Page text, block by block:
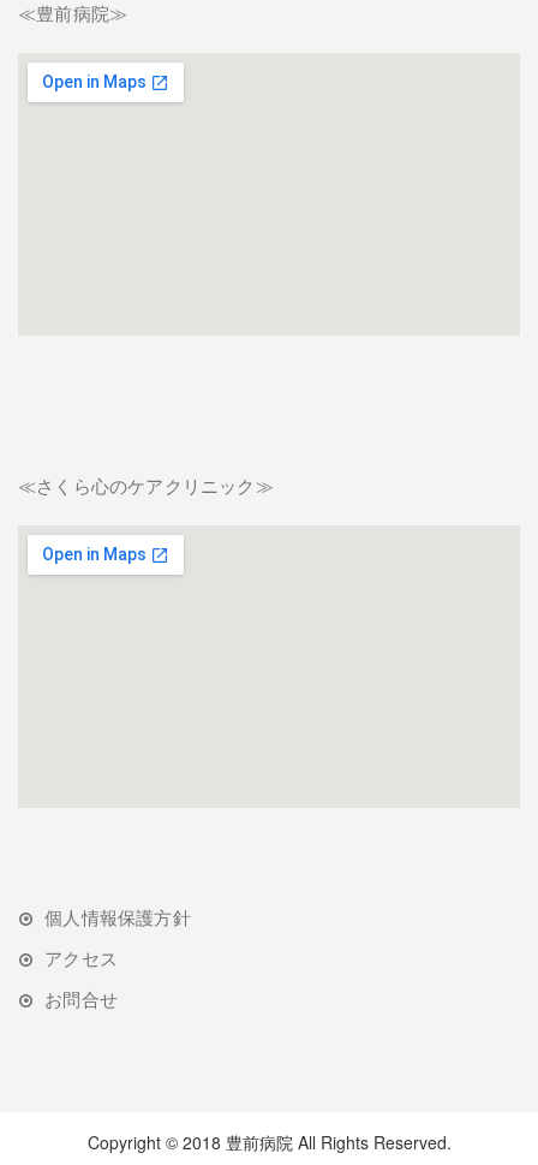
≪豊前病院≫
≪さくら心のケアクリニック≫
個人情報保護方針
アクセス
お問合せ
Copyright © 2018 豊前病院 All Rights Reserved.